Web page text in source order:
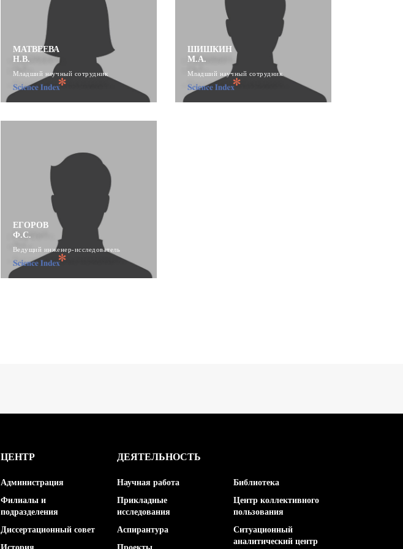
МАТВЕЕВА
Н.В.
Младший научный сотрудник
ШИШКИН
М.А.
Младший научный сотрудник
ЕГОРОВ
Ф.С.
Ведущий инженер-исследователь
ЦЕНТР
Администрация
Филиалы и
подразделения
Диссертационный совет
ДЕЯТЕЛЬНОСТЬ
Научная работа
Прикладные
исследования
Аспирантура
Библиотека
Центр коллективного
пользования
Ситуационный
аналитический центр